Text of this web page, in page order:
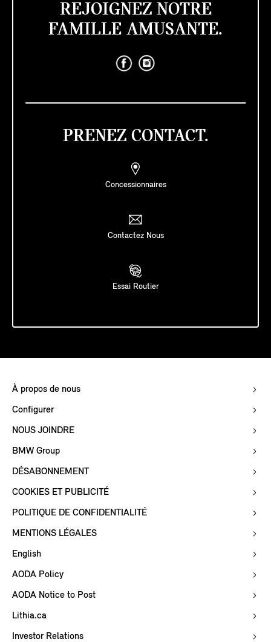
REJOIGNEZ NOTRE
FAMILLE AMUSANTE.
PRENEZ CONTACT.
Concessionnaires
Contactez Nous
Essai Routier
À propos de nous
Configurer
NOUS JOINDRE
BMW Group
DÉSABONNEMENT
COOKIES ET PUBLICITÉ
POLITIQUE DE CONFIDENTIALITÉ
MENTIONS LÉGALES
English
AODA Policy
AODA Notice to Post
Lithia.ca
Investor Relations